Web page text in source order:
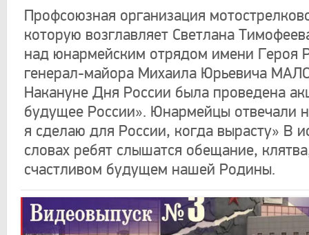
Профсоюзная организация
которую возглавляет Светлана
над юнармейским отрядом имени Героя
генерал-майора Михаила Юрьевича
Накануне Дня России была проведена
будущее России». Юнармейцы отвечали
я сделаю для России, когда вырасту» В
словах ребят слышатся обещание,
счастливом будущем нашей Родины.